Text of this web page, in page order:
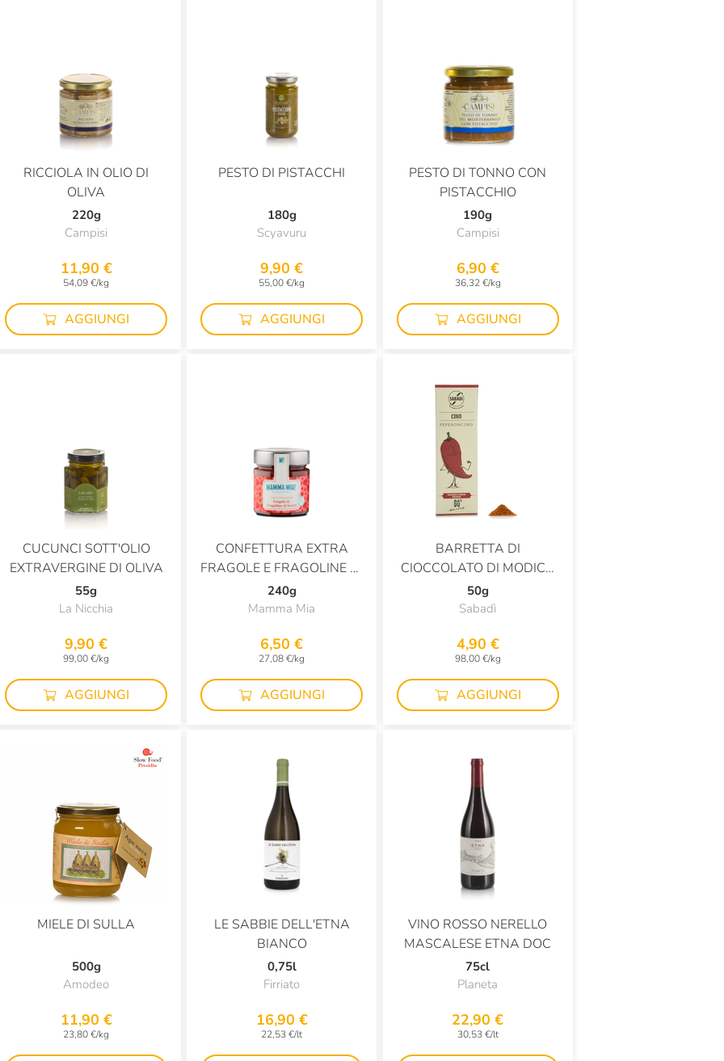
RICCIOLA IN OLIO DI
OLIVA
220g
Campisi
11,90 €
54,09 €/kg
AGGIUNGI
PESTO DI PISTACCHI
180g
Scyavuru
9,90 €
55,00 €/kg
AGGIUNGI
PESTO DI TONNO CON
PISTACCHIO
190g
Campisi
6,90 €
36,32 €/kg
AGGIUNGI
CUCUNCI SOTT'OLIO
EXTRAVERGINE DI OLIVA
55g
La Nicchia
9,90 €
99,00 €/kg
AGGIUNGI
CONFETTURA EXTRA
FRAGOLE E FRAGOLINE DI
BOSCO
240g
Mamma Mia
6,50 €
27,08 €/kg
AGGIUNGI
BARRETTA DI
CIOCCOLATO DI MODICA
BIOLOGICA AL
PEPERONCINO
50g
Sabadì
4,90 €
98,00 €/kg
AGGIUNGI
MIELE DI SULLA
500g
Amodeo
11,90 €
23,80 €/kg
LE SABBIE DELL'ETNA
BIANCO
0,75l
Firriato
16,90 €
22,53 €/lt
VINO ROSSO NERELLO
MASCALESE ETNA DOC
75cl
Planeta
22,90 €
30,53 €/lt